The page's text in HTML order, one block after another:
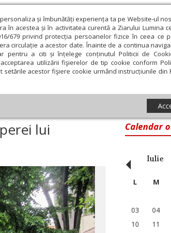
și îmbunătăți experiența ta pe Website-ul
în acestea și în activitatea curentă a Ziarului Lumina
679 privind protecția persoanelor fizice în ceea ce
circulație a acestor date. Înainte de a continua
pentru a citi și înțelege conținutul Politicii de
utilizării fişierelor de tip cookie conform
acestor fişiere cookie urmând instrucțiunile din
Educaţie și Cultură
şi artistică Cultură Interviu
Societate Opinii
a operei lui Brâncuși
lui
Calendar
Iulie
‹ L M
03
04
10
11